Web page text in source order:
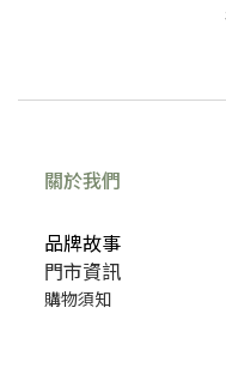
關於我們
品牌故事
門市資訊
購物須知